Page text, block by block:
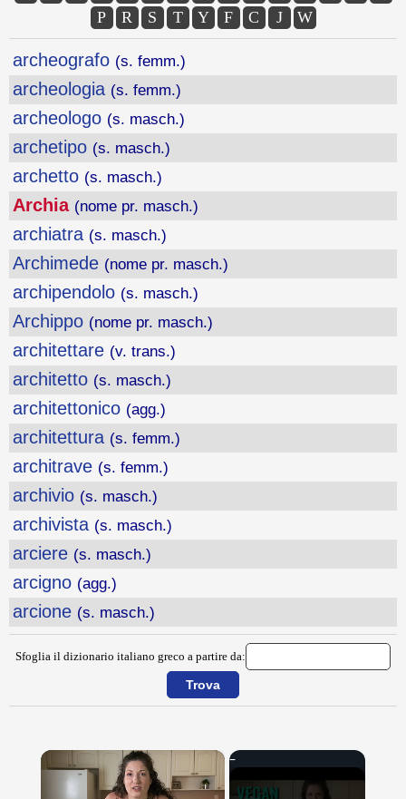
P
R S T Y F C J W
archeografo (s. femm.)
archeologia (s. femm.)
archeologo (s. masch.)
archetipo (s. masch.)
archetto (s. masch.)
Archia (nome pr. masch.)
archiatra (s. masch.)
Archimede (nome pr. masch.)
archipendolo (s. masch.)
Archippo (nome pr. masch.)
architettare (v. trans.)
architetto (s. masch.)
architettonico (agg.)
architettura (s. femm.)
architrave (s. femm.)
archivio (s. masch.)
archivista (s. masch.)
arciere (s. masch.)
arcigno (agg.)
arcione (s. masch.)
Sfoglia il dizionario italiano greco a partire da:
×